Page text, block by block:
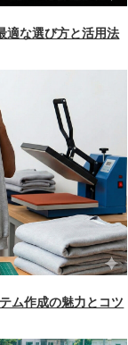
適な選び方と活用法
ム作成の魅力とコツ